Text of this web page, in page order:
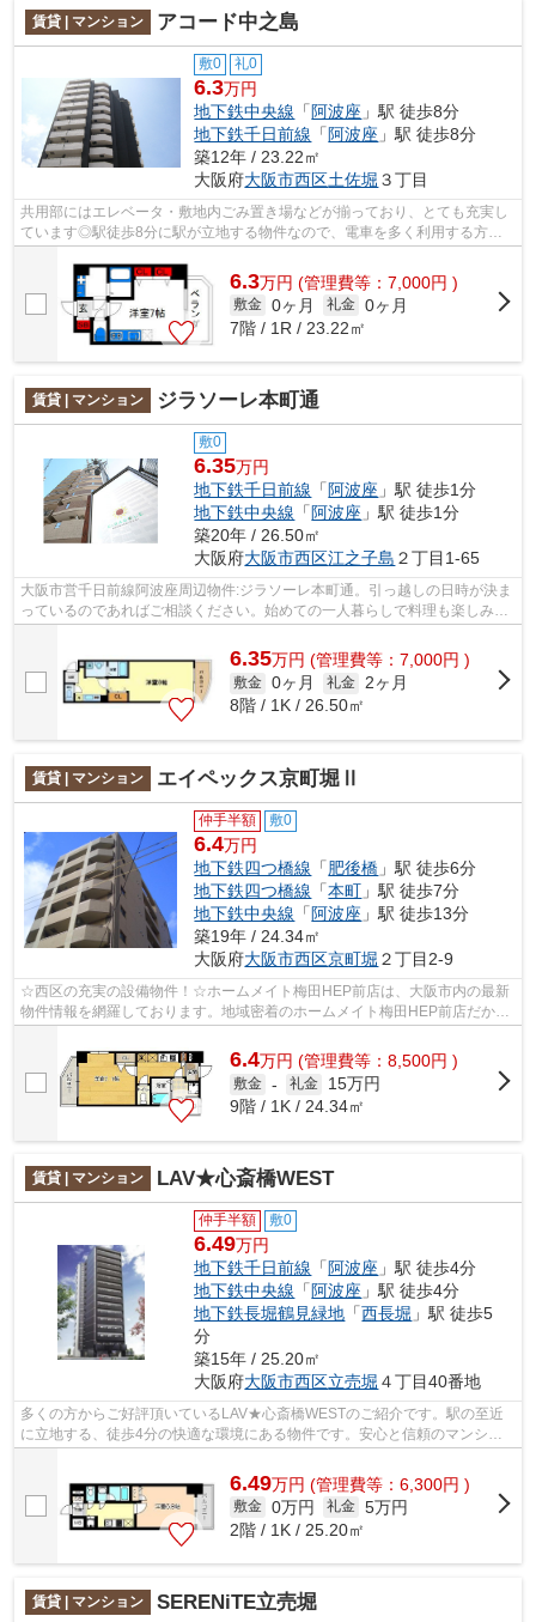
賃貸 | マンション アコード中之島
敷0 礼0
6.3万円
地下鉄中央線 「 阿波座 」駅 徒歩8分
地下鉄千日前線 「 阿波座 」駅 徒歩8分
築12年 / 23.22㎡
大阪府大阪市西区土佐堀 ３丁目
共用部にはエレベータ・敷地内ごみ置き場などが揃っており、とても充実し
ています◎駅徒歩8分に駅が立地する物件なので、電車を多く利用する方に
6.3万円 (管理費等：7,000円 )
敷金 0ヶ月 礼金 0ヶ月
7階 / 1R / 23.22㎡
賃貸 | マンション ジラソーレ本町通
敷0
6.35万円
地下鉄千日前線 「 阿波座 」駅 徒歩1分
地下鉄中央線 「 阿波座 」駅 徒歩1分
築20年 / 26.50㎡
大阪府大阪市西区江之子島 ２丁目1-65
大阪市営千日前線阿波座周辺物件:ジラソーレ本町通。引っ越しの日時が決ま
っているのであればご相談ください。始めての一人暮らしで料理も楽しみた
いなら間取りは1K。家賃6.35万円のお...
6.35万円 (管理費等：7,000円 )
敷金 0ヶ月 礼金 2ヶ月
8階 / 1K / 26.50㎡
賃貸 | マンション エイペックス京町堀Ⅱ
仲手半額 敷0
6.4万円
地下鉄四つ橋線 「肥後橋 」駅 徒歩6分
地下鉄四つ橋線 「本町 」駅 徒歩7分
地下鉄中央線 「阿波座 」駅 徒歩13分
築19年 / 24.34㎡
大阪府大阪市西区京町堀 ２丁目2-9
☆西区の充実の設備物件！☆ホームメイト梅田HEP前店は、大阪市内の最新
物件情報を網羅しております。地域密着のホームメイト梅田HEP前店だから
できるお部屋探し品質であなたの理想のお...
6.4万円 (管理費等：8,500円 )
敷金 - 礼金
15万円
9階 / 1K / 24.34㎡
賃貸 | マンション LAV★心斎橋WEST
仲手半額 敷0
6.49万円
地下鉄千日前線 「 阿波座 」駅 徒歩4分
地下鉄中央線 「 阿波座 」駅 徒歩4分
地下鉄長堀鶴見緑地 「西長堀 」駅 徒歩5
分
築15年 / 25.20㎡
大阪府大阪市西区立売堀 ４丁目40番地
多くの方からご好評頂いているLAV★心斎橋WESTのご紹介です。駅の至近
に立地する、徒歩4分の快適な環境にある物件です。安心と信頼のマンショ
6.49万円 (管理費等：6,300円 )
敷金 0万円 礼金 5万円
2階 / 1K / 25.20㎡
賃貸 | マンション SERENiTE立売堀